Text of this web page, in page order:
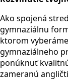
Ako spojená
gymnaziálnu
ktorom
gymnaziálneho
ponúknuť
zameranú